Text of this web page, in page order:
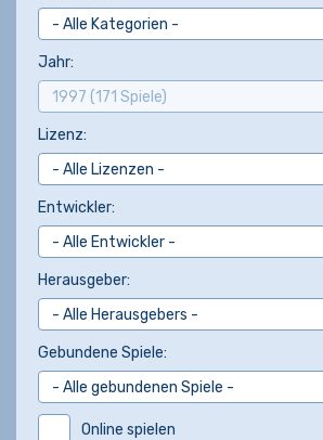
Jahr:
Lizenz:
Entwickler:
Herausgeber:
Gebundene Spiele:
Online spielen